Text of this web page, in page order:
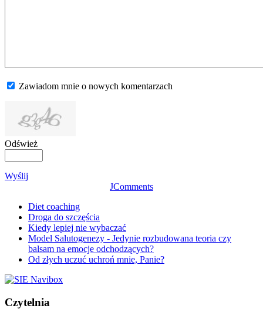
Zawiadom mnie o nowych komentarzach
Odśwież
Wyślij
JComments
Diet coaching
Droga do szczęścia
Kiedy lepiej nie wybaczać
Model Salutogenezy - Jedynie rozbudowana teoria czy
balsam na emocje odchodzących?
Od złych uczuć uchroń mnie, Panie?
Czytelnia